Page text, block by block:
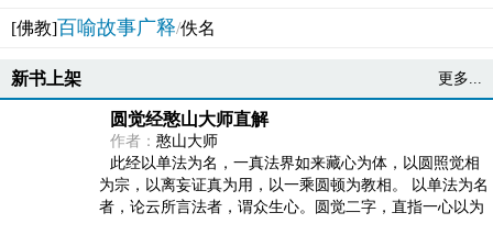
[佛教]百喻故事广释/佚名
新书上架 更多...
圆觉经憨山大师直解
作者： 憨山大师
此经以单法为名，一真法界如来藏心为体，以圆照觉相
为宗，以离妄证真为用，以一乘圆顿为教相。 以单法为名
者，论云所言法者，谓众生心。圆觉二字，直指一心以为